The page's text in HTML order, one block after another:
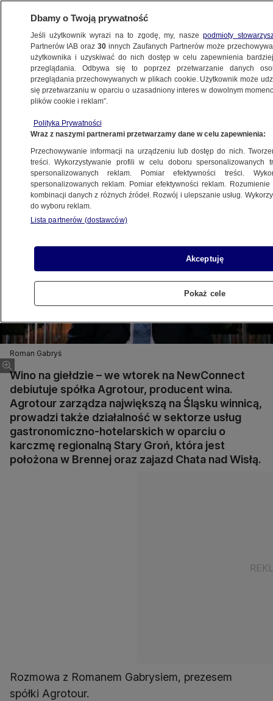
BIZNES
Z KRAJU
11.06.2013, 11:22
Udostępnij
Roman Gabryś
Wino na giełdzie – we wtorek na NewConnect
debiutuje spółka Agrotour, producent wina.
Agrotour zarządza największą na Śląsku winnicą,
prowadzi także działalność w sektorze usług
gastronomiczno-hotelarskich w oparciu o
karczmę regionalną Stary Groń, która jest
położona w Brennej oraz zajazd Chata nad Wisłą.
Rozmowa z Romanem Gabrysiem, prezesem
spółki Agrotour.
Dbamy o Twoją prywatność
Jeśli użytkownik wyrazi na to zgodę, my, naszepodmioty
Partnerów IAB oraz30 innych Zaufanych Partnerów może
użytkownika i uzyskiwać do nich dostęp w celu zapewnienia
przeglądania. Odbywa się to poprzez przetwarzanie danych
przeglądania przechowywanych w plikach cookie. Użytkownik może
się przetwarzaniu w oparciu o uzasadniony interes w dowolnym
plików cookie i reklam”.
Polityka Prywatności
Wraz z naszymi partnerami przetwarzamy dane w celu zapewnienia:
Przechowywanie informacji na urządzeniu lub dostęp do nich.
treści. Wykorzystywanie profili w celu doboru spersonalizowanych
spersonalizowanych reklam. Pomiar efektywności treści.
spersonalizowanych reklam. Pomiar efektywności reklam.
kombinacji danych z różnych źródeł. Rozwój i ulepszanie usług.
do wyboru reklam.
Lista partnerów (dostawców)
Akceptuję
Pokaż cele